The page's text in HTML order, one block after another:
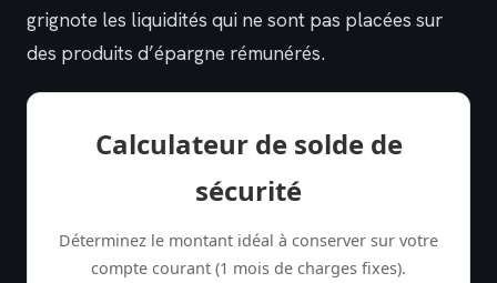
grignote les liquidités qui ne sont pas placées sur
des produits d’épargne rémunérés.
Calculateur de solde de
sécurité
Déterminez le montant idéal à conserver sur votre
compte courant (1 mois de charges fixes).